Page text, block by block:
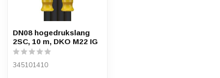
DN08 hogedrukslang
2SC, 10 m, DKO M22 IG
345101410